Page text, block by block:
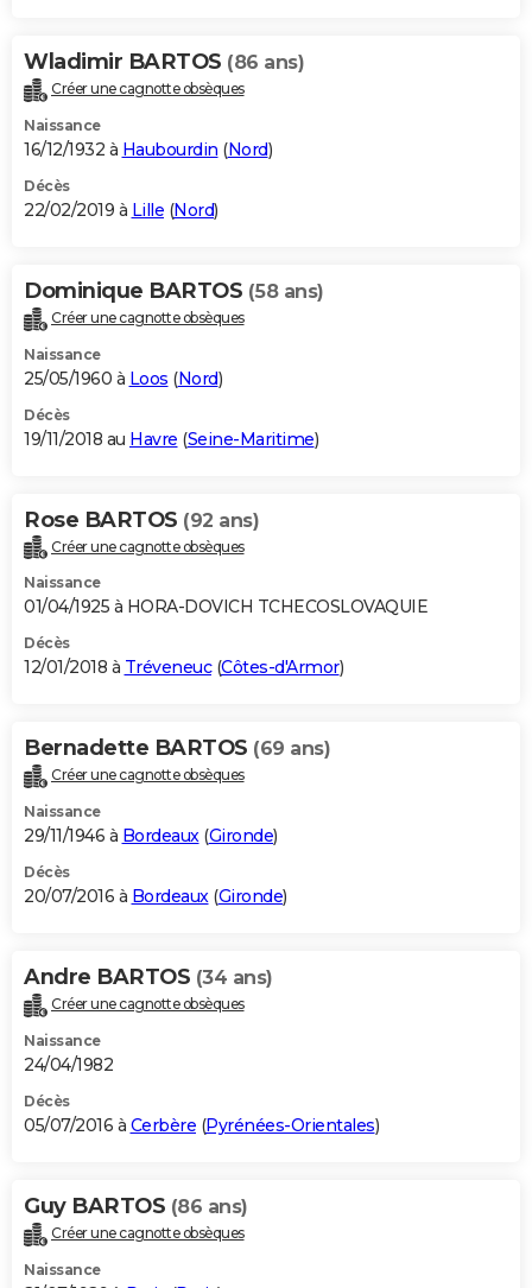
Wladimir BARTOS (86 ans)
Créer une cagnotte obsèques
Naissance
16/12/1932 à Haubourdin (Nord)
Décès
22/02/2019 à Lille (Nord)
Dominique BARTOS (58 ans)
Créer une cagnotte obsèques
Naissance
25/05/1960 à Loos (Nord)
Décès
19/11/2018 au Havre (Seine-Maritime)
Rose BARTOS (92 ans)
Créer une cagnotte obsèques
Naissance
01/04/1925 à HORA-DOVICH TCHECOSLOVAQUIE
Décès
12/01/2018 à Tréveneuc(Côtes-d'Armor)
Bernadette BARTOS (69 ans)
Créer une cagnotte obsèques
Naissance
29/11/1946 à Bordeaux(Gironde)
Décès
20/07/2016 à Bordeaux(Gironde)
Andre BARTOS (34 ans)
Créer une cagnotte obsèques
Naissance
24/04/1982
Décès
05/07/2016 à Cerbère (Pyrénées-Orientales)
Guy BARTOS (86 ans)
Créer une cagnotte obsèques
Naissance